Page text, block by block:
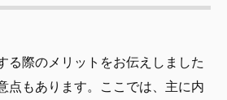
る際のメリットをお伝えしました
点もあります。ここでは、主に内